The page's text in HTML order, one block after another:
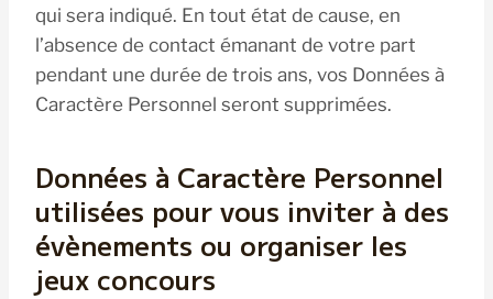
qui sera indiqué. En tout état de cause, en
l’absence de contact émanant de votre part
pendant une durée de trois ans, vos Données à
Caractère Personnel seront supprimées.
Données à Caractère Personnel
utilisées pour vous inviter à des
évènements ou organiser les
jeux concours